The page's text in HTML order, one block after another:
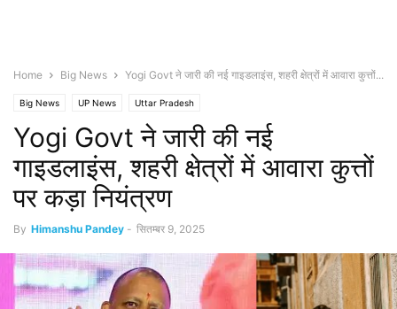
Home Big News Yogi Govt ने जारी की नई गाइडलाइंस, शहरी क्षेत्रों में आवारा कुत्तों...
Big News UP News Uttar Pradesh
Yogi Govt ने जारी की नई
गाइडलाइंस, शहरी क्षेत्रों में आवारा कुत्तों
पर कड़ा नियंत्रण
By Himanshu Pandey - सितम्बर 9, 2025